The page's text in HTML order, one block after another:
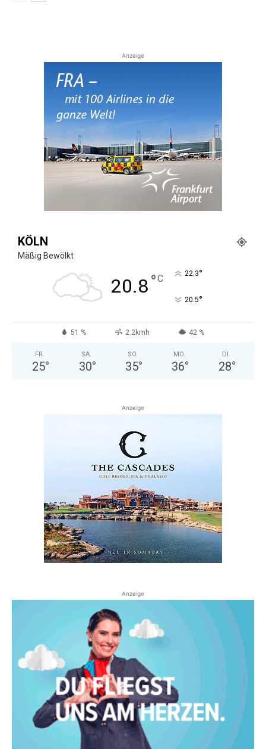
Anzeige
KÖLN
Mäßig Bewölkt
20.8°C 22.3°
20.5°
51 % 2.2kmh 42 %
FR.
25°
SA.
30°
SO.
35°
MO.
36°
DI.
28°
Anzeige
Anzeige